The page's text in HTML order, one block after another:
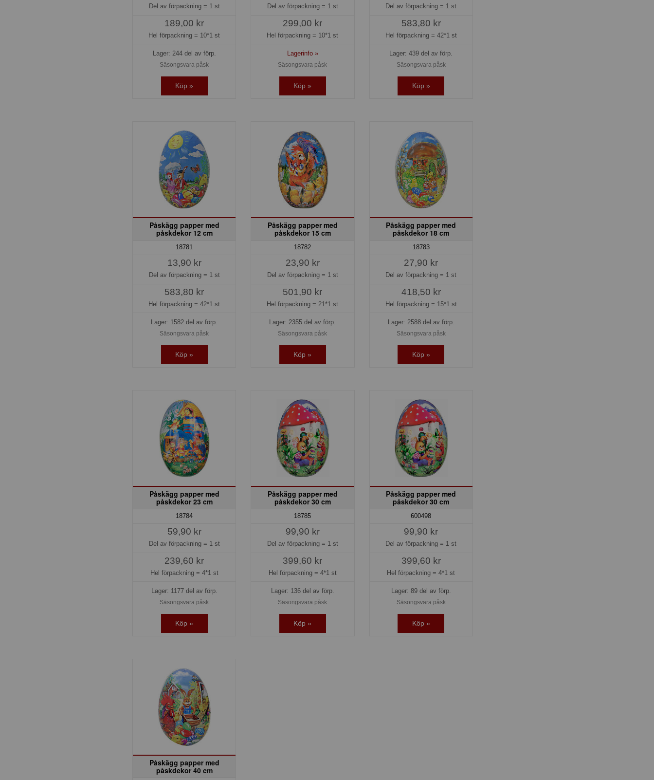
Del av förpackning = 1 st
189,00 kr
Hel förpackning = 10*1 st
Lager: 244 del av förp.
Säsongsvara påsk
Köp »
Del av förpackning = 1 st
299,00 kr
Hel förpackning = 10*1 st
Lagerinfo »
Säsongsvara påsk
Köp »
Del av förpackning = 1 st
583,80 kr
Hel förpackning = 42*1 st
Lager: 439 del av förp.
Säsongsvara påsk
Köp »
Påskägg papper med
påskdekor 12 cm
18781
13,90 kr
Del av förpackning = 1 st
583,80 kr
Hel förpackning =42*1 st
Lager: 1582 del av förp.
Säsongsvara påsk
Köp »
Påskägg papper med
påskdekor 15 cm
18782
23,90 kr
Del av förpackning = 1 st
501,90 kr
Hel förpackning = 21*1 st
Lager: 2355 del av förp.
Säsongsvara påsk
Köp »
Påskägg papper med
påskdekor 18 cm
18783
27,90 kr
Del av förpackning = 1 st
418,50 kr
Hel förpackning = 15*1 st
Lager: 2588 del av förp.
Säsongsvara påsk
Köp »
Påskägg papper med
påskdekor 23 cm
18784
59,90 kr
Del av förpackning = 1 st
239,60 kr
Hel förpackning = 4*1 st
Lager: 1177 del av förp.
Säsongsvara påsk
Köp »
Påskägg papper med
påskdekor 30 cm
18785
99,90 kr
Del av förpackning = 1 st
399,60 kr
Hel förpackning = 4*1 st
Lager: 136 del av förp.
Säsongsvara påsk
Köp »
Påskägg papper med
påskdekor 30 cm
600498
99,90 kr
Del av förpackning = 1 st
399,60 kr
Hel förpackning =4*1 st
Lager: 89 del av förp.
Säsongsvara påsk
Köp »
Påskägg papper med
påskdekor 40 cm